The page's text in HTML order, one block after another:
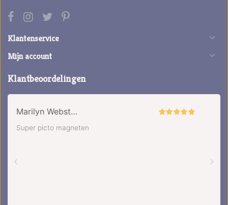
Klantenservice
Mijn account
Klantbeoordelingen